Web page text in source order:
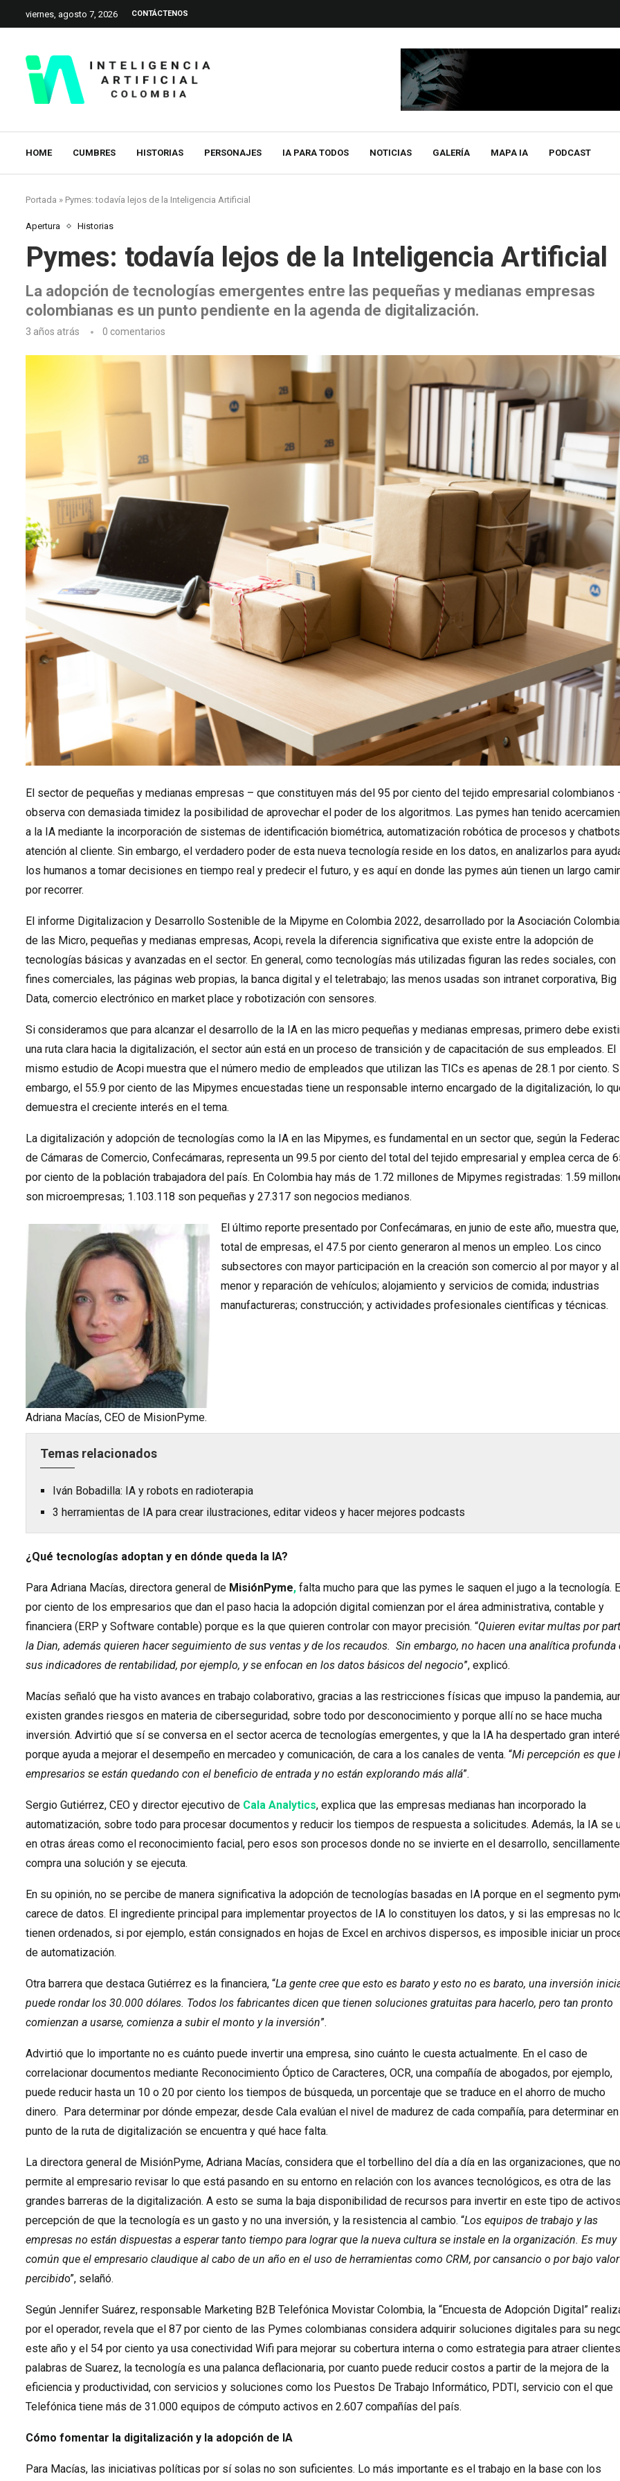
viernes, agosto 7, 2026 CONTÁCTENOS
HOME CUMBRES HISTORIAS PERSONAJES IA PARA TODOS NOTICIAS GALERÍA MAPA IA PODCAST
Portada » Pymes: todavía lejos de la Inteligencia Artificial
Apertura Historias
Pymes: todavía lejos de la Inteligencia Artificial
La adopción de tecnologías emergentes entre las pequeñas y medianas empresas
colombianas es un punto pendiente en la agenda de digitalización.
3 años atrás 0 comentarios
El sector de pequeñas y medianas empresas – que constituyen más del 95 por ciento del tejido empresarial colombianos
observa con demasiada timidez la posibilidad de aprovechar el poder de los algoritmos. Las pymes han tenido
a la IA mediante la incorporación de sistemas de identificación biométrica, automatización robótica de procesos y
atención al cliente. Sin embargo, el verdadero poder de esta nueva tecnología reside en los datos, en analizarlos para
los humanos a tomar decisiones en tiempo real y predecir el futuro, y es aquí en donde las pymes aún tienen un largo
por recorrer.
El informe Digitalizacion y Desarrollo Sostenible de la Mipyme en Colombia 2022, desarrollado por la Asociación
de las Micro, pequeñas y medianas empresas, Acopi, revela la diferencia significativa que existe entre la adopción de
tecnologías básicas y avanzadas en el sector. En general, como tecnologías más utilizadas figuran las redes sociales, con
fines comerciales, las páginas web propias, la banca digital y el teletrabajo; las menos usadas son intranet corporativa, Big
Data, comercio electrónico en market place y robotización con sensores.
Si consideramos que para alcanzar el desarrollo de la IA en las micro pequeñas y medianas empresas, primero debe
una ruta clara hacia la digitalización, el sector aún está en un proceso de transición y de capacitación de sus empleados. El
mismo estudio de Acopi muestra que el número medio de empleados que utilizan las TICs es apenas de 28.1 por ciento.
embargo, el 55.9 por ciento de las Mipymes encuestadas tiene un responsable interno encargado de la digitalización, lo
demuestra el creciente interés en el tema.
La digitalización y adopción de tecnologías como la IA en las Mipymes, es fundamental en un sector que, según la
de Cámaras de Comercio, Confecámaras, representa un 99.5 por ciento del total del tejido empresarial y emplea cerca de
por ciento de la población trabajadora del país. En Colombia hay más de 1.72 millones de Mipymes registradas: 1.59
son microempresas; 1.103.118 son pequeñas y 27.317 son negocios medianos.
Adriana Macías, CEO de MisionPyme.
El último reporte presentado por Confecámaras, en junio de este año, muestra
total de empresas, el 47.5 por ciento generaron al menos un empleo. Los cinco
subsectores con mayor participación en la creación son comercio al por mayor y
menor y reparación de vehículos; alojamiento y servicios de comida; industrias
manufactureras; construcción; y actividades profesionales científicas y técnicas.
Temas relacionados
Iván Bobadilla: IA y robots en radioterapia
3 herramientas de IA para crear ilustraciones, editar videos y hacer mejores podcasts
¿Qué tecnologías adoptan y en dónde queda la IA?
Para Adriana Macías, directora general de MisiónPyme, falta mucho para que las pymes le saquen el jugo a la tecnología.
por ciento de los empresarios que dan el paso hacia la adopción digital comienzan por el área administrativa, contable y
financiera (ERP y Software contable) porque es la que quieren controlar con mayor precisión. “Quieren evitar multas por
la Dian, además quieren hacer seguimiento de sus ventas y de los recaudos. Sin embargo, no hacen una analítica profunda
sus indicadores de rentabilidad, por ejemplo, y se enfocan en los datos básicos del negocio”, explicó.
Macías señaló que ha visto avances en trabajo colaborativo, gracias a las restricciones físicas que impuso la pandemia,
existen grandes riesgos en materia de ciberseguridad, sobre todo por desconocimiento y porque allí no se hace mucha
inversión. Advirtió que sí se conversa en el sector acerca de tecnologías emergentes, y que la IA ha despertado gran
porque ayuda a mejorar el desempeño en mercadeo y comunicación, de cara a los canales de venta. “Mi percepción es que
empresarios se están quedando con el beneficio de entrada y no están explorando más allá”.
Sergio Gutiérrez, CEO y director ejecutivo de Cala Analytics, explica que las empresas medianas han incorporado la
automatización, sobre todo para procesar documentos y reducir los tiempos de respuesta a solicitudes. Además, la IA se
en otras áreas como el reconocimiento facial, pero esos son procesos donde no se invierte en el desarrollo,
compra una solución y se ejecuta.
En su opinión, no se percibe de manera significativa la adopción de tecnologías basadas en IA porque en el segmento
carece de datos. El ingrediente principal para implementar proyectos de IA lo constituyen los datos, y si las empresas no
tienen ordenados, si por ejemplo, están consignados en hojas de Excel en archivos dispersos, es imposible iniciar un
de automatización.
Otra barrera que destaca Gutiérrez es la financiera, “La gente cree que esto es barato y esto no es barato, una inversión
puede rondar los 30.000 dólares. Todos los fabricantes dicen que tienen soluciones gratuitas para hacerlo, pero tan pronto
comienzan a usarse, comienza a subir el monto y la inversión”.
Advirtió que lo importante no es cuánto puede invertir una empresa, sino cuánto le cuesta actualmente. En el caso de
correlacionar documentos mediante Reconocimiento Óptico de Caracteres, OCR, una compañía de abogados, por ejemplo,
puede reducir hasta un 10 o 20 por ciento los tiempos de búsqueda, un porcentaje que se traduce en el ahorro de mucho
dinero. Para determinar por dónde empezar, desde Cala evalúan el nivel de madurez de cada compañía, para determinar
punto de la ruta de digitalización se encuentra y qué hace falta.
La directora general de MisiónPyme, Adriana Macías, considera que el torbellino del día a día en las organizaciones, que no
permite al empresario revisar lo que está pasando en su entorno en relación con los avances tecnológicos, es otra de las
grandes barreras de la digitalización. A esto se suma la baja disponibilidad de recursos para invertir en este tipo de
percepción de que la tecnología es un gasto y no una inversión, y la resistencia al cambio. “Los equipos de trabajo y las
empresas no están dispuestas a esperar tanto tiempo para lograr que la nueva cultura se instale en la organización. Es muy
común que el empresario claudique al cabo de un año en el uso de herramientas como CRM, por cansancio o por bajo valor
percibido”, selañó.
Según Jennifer Suárez, responsable Marketing B2B Telefónica Movistar Colombia, la “Encuesta de Adopción Digital”
por el operador, revela que el 87 por ciento de las Pymes colombianas considera adquirir soluciones digitales para su
este año y el 54 por ciento ya usa conectividad Wifi para mejorar su cobertura interna o como estrategia para atraer
palabras de Suarez, la tecnología es una palanca deflacionaria, por cuanto puede reducir costos a partir de la mejora de la
eficiencia y productividad, con servicios y soluciones como los Puestos De Trabajo Informático, PDTI, servicio con el que
Telefónica tiene más de 31.000 equipos de cómputo activos en 2.607 compañías del país.
Cómo fomentar la digitalización y la adopción de IA
Para Macías, las iniciativas políticas por sí solas no son suficientes. Lo más importante es el trabajo en la base con los